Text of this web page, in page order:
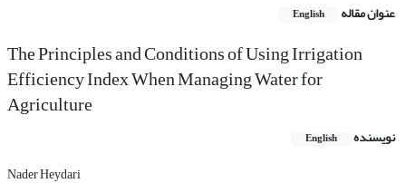
عنوان مقاله English
The Principles and Conditions of Using Irrigation
Efficiency Index When Managing Water for
Agriculture
نویسنده English
Nader Heydari